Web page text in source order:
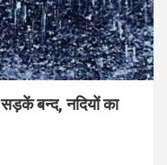
बन्द, नदियों का